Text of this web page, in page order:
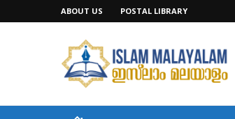
ABOUT US POSTAL LIBRARY